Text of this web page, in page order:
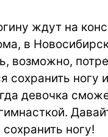
ждут на
в
возможно,
сохранить ногу
девочка
ногу!